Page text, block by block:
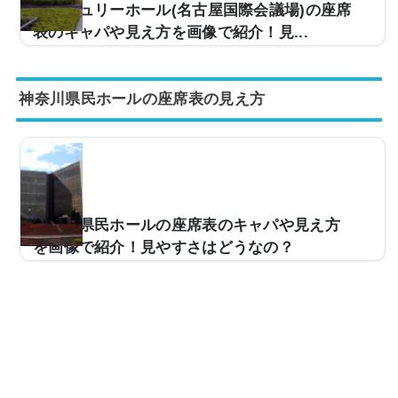
ャパは？大阪フェスティバルホールの座席表の画像は
以...
センチュリーホール(名古屋国際会議場)の座席
表のキャパや見え方を画像で紹介！見...
屋国際会議場）。キャパは約3,000人と中規模な造りと
なっており、多くのアーティストのツアー会場などで使
用されています。ただ、「今度、センチュリーホールに
行くんだけど、座席からの見え方はどんな感じなんだろ
う…」などと疑問を持たれている方も多いと思います。
そこでセンチュリーホールの座席表と実際の見え方を画
像付きでご紹介し、見やすい席はどこなのかについてま
とめてみました。センチュリーホール（名古屋国際会議
場）の座席表とキャパは？センチュリーホールの座席...
神奈川県民ホールの座席表の見え方
神奈川県民ホールの座席表のキャパや見え方
を画像で紹介！見やすさはどうなの？